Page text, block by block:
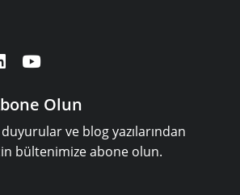
Olun
ve blog yazılarından
bültenimize abone olun.